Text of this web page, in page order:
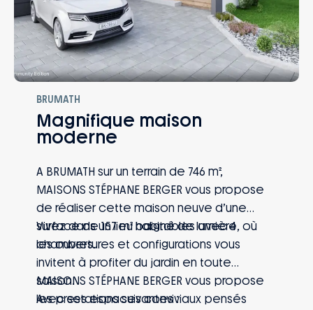
BRUMATH
Magnifique maison
moderne
A BRUMATH sur un terrain de 746 m²,
MAISONS STÉPHANE BERGER vous propose
de réaliser cette maison neuve d’une
surface de 157 m² habitables avec 4
chambres.
Vivez dans un lieu baigné de lumière, où
les ouvertures et configurations vous
invitent à profiter du jardin en toute
saison.
Avec ses espaces conviviaux pensés
MAISONS STÉPHANE BERGER vous propose
les prestations suivantes :